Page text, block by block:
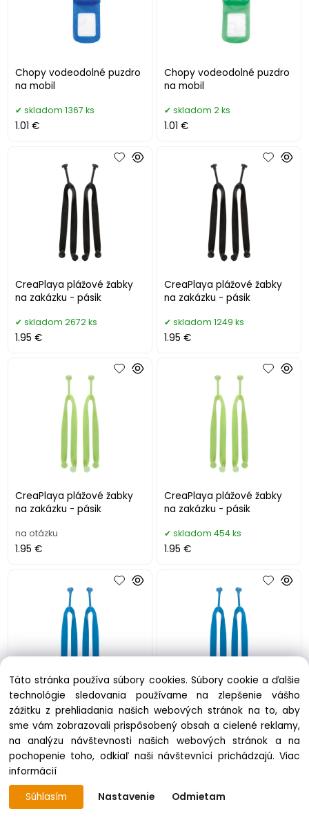
Chopy vodeodolné puzdro
na mobil
skladom 1367 ks
1.01 €
Chopy vodeodolné puzdro
na mobil
skladom 2 ks
1.01 €
CreaPlaya plážové žabky
na zakázku - pásik
skladom 2672 ks
1.95 €
CreaPlaya plážové žabky
na zakázku - pásik
skladom 1249 ks
1.95 €
CreaPlaya plážové žabky
na zakázku - pásik
na otázku
1.95 €
CreaPlaya plážové žabky
na zakázku - pásik
skladom 454 ks
1.95 €
CreaPlaya plážové žabky
na zakázku - pásik
skladom 784 ks
1.95 €
CreaPlaya plážové žabky
na zakázku - pásik
skladom 2904 ks
1.95 €
Táto stránka používa súbory cookies. Súbory cookie a ďalšie
technológie sledovania používame na zlepšenie vášho
zážitku z prehliadania našich webových stránok na to, aby
sme vám zobrazovali prispôsobený obsah a cielené reklamy,
na analýzu návštevnosti našich webových stránok a na
pochopenie toho, odkiaľ naši návštevníci prichádzajú.Viac
informácií
Súhlasím
Nastavenie Odmietam